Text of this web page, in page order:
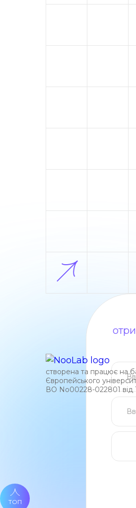
створена та працює на
Європейського
ВО No00228-022801 від
ТОП